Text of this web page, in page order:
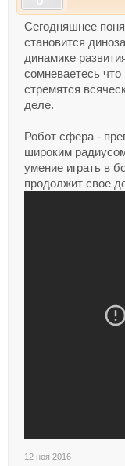
Сегодняшнее
становится
динамике
сомневаетесь
стремятся
деле.
Робот сфера -
широким
умение играть в
продолжит свое
12 ноя 2016